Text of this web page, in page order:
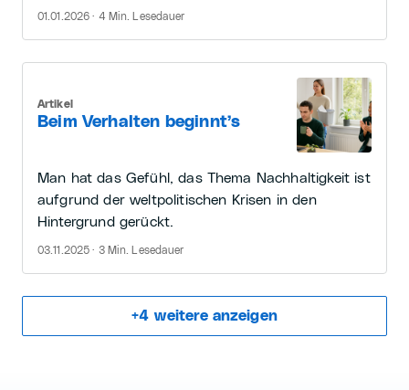
01.01.2026 · 4 Min. Lesedauer
Beim Verhalten beginnt’s
Artikel
Man hat das Gefühl, das Thema Nachhaltigkeit ist
aufgrund der weltpolitischen Krisen in den
Hintergrund gerückt.
03.11.2025 · 3 Min. Lesedauer
+4 weitere anzeigen